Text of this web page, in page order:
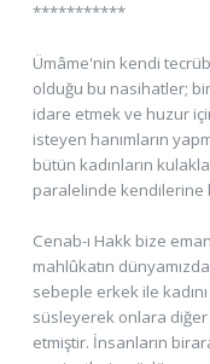
***********
Ümâme'nin kendi
olduğu bu nasihatler;
idare etmek ve huzur
isteyen hanımların
bütün kadınların
paralelinde kendilerine
Cenab-ı Hakk bize
mahlûkatın
sebeple erkek ile
süsleyerek onlara
etmiştir. İnsanların